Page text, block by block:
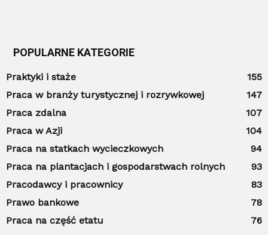
POPULARNE KATEGORIE
Praktyki i staże
155
Praca w branży turystycznej i rozrywkowej
147
Praca zdalna
107
Praca w Azji
104
Praca na statkach wycieczkowych
94
Praca na plantacjach i gospodarstwach rolnych
93
Pracodawcy i pracownicy
83
Prawo bankowe
78
Praca na część etatu
76